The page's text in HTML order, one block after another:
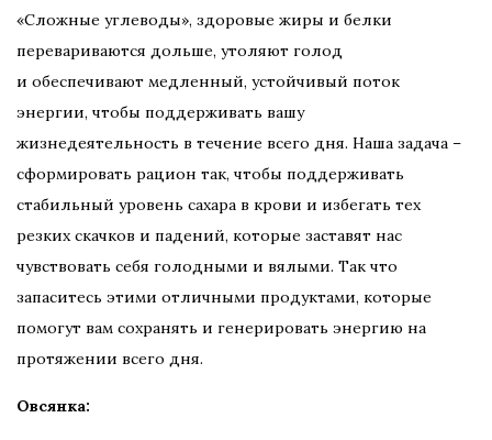
«Сложные углеводы», здоровые жиры и белки
перевариваются дольше, утоляют голод
и обеспечивают медленный, устойчивый поток
энергии, чтобы поддерживать вашу
жизнедеятельность в течение всего дня. Наша задача –
сформировать рацион так, чтобы поддерживать
стабильный уровень сахара в крови и избегать тех
резких скачков и падений, которые заставят нас
чувствовать себя голодными и вялыми. Так что
запаситесь этими отличными продуктами, которые
помогут вам сохранять и генерировать энергию на
протяжении всего дня.
Овсянка: